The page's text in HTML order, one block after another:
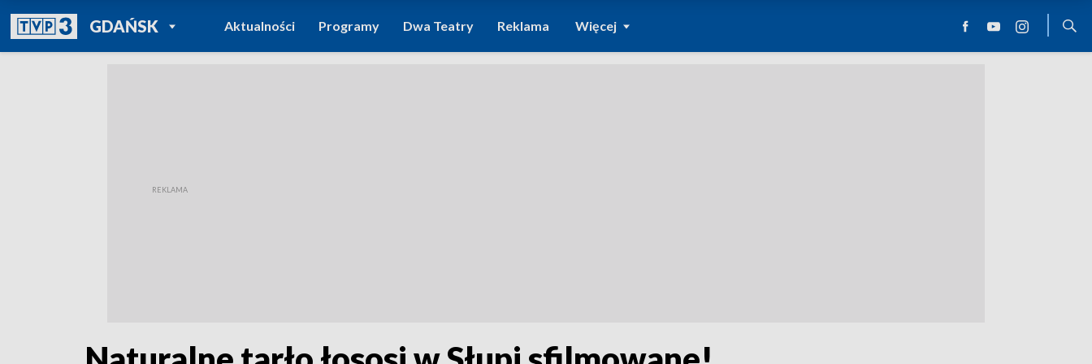
GDAŃSKPOWRÓT DO
TVP REGIONY
Aktualności Programy Dwa Teatry Reklama Więcej